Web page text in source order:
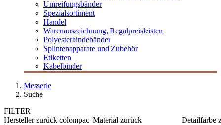
Umreifungsbänder
Spezialsortiment
Handel
Warenauszeichnung, Regalpreisleisten
Polyesterbindebänder
Splintenapparate und Zubehör
Etiketten
Kabelbinder
Messerle
Suche
FILTER
Herstellerzurück colompac Material zurück
Detailfarbe